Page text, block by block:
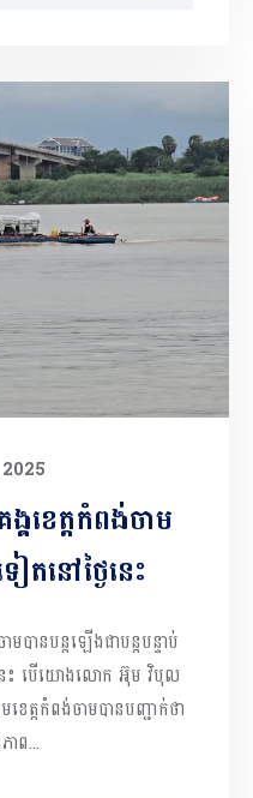
គខេត្តកំពង់ចាម
តនៅថ្ងៃនេះ
មបានបន្តឡើងជាបន្តបន្ទាប់
នេះ បើយោងលោក អ៊ុម វិបុល
ត្តកំពង់ចាមបានបញ្ជាក់ថា
ាព...